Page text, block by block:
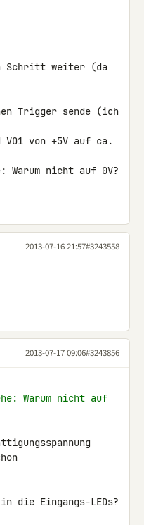
Schritt weiter (da
Trigger sende (ich
von +5V auf ca.
Warum nicht auf 0V?
2013-07-16 21:57#3243558
2013-07-17 09:06#3243856
Warum nicht auf
die Eingangs-LEDs?